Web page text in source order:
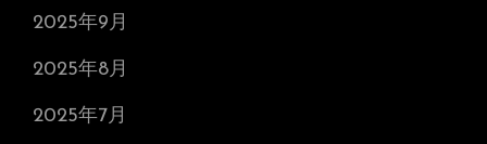
2025年9月
2025年8月
2025年7月